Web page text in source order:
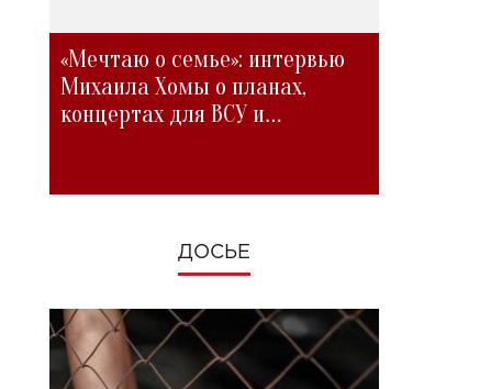
«Мечтаю о семье»: интервью
Михаила Хомы о планах,
концертах для ВСУ и
ДОСЬЕ